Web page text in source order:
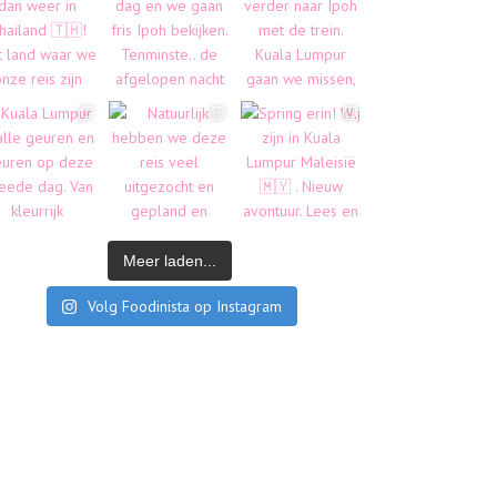
Meer laden...
Volg Foodinista op Instagram